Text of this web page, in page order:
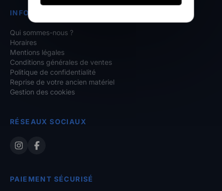
INFORMATIONS
Qui sommes-nous ?
Horaires
Mentions légales
Conditions générales de ventes
Politique de confidentialité
Reprise de votre ancien matériel
Gestion des cookies
RÉSEAUX SOCIAUX
PAIEMENT SÉCURISÉ